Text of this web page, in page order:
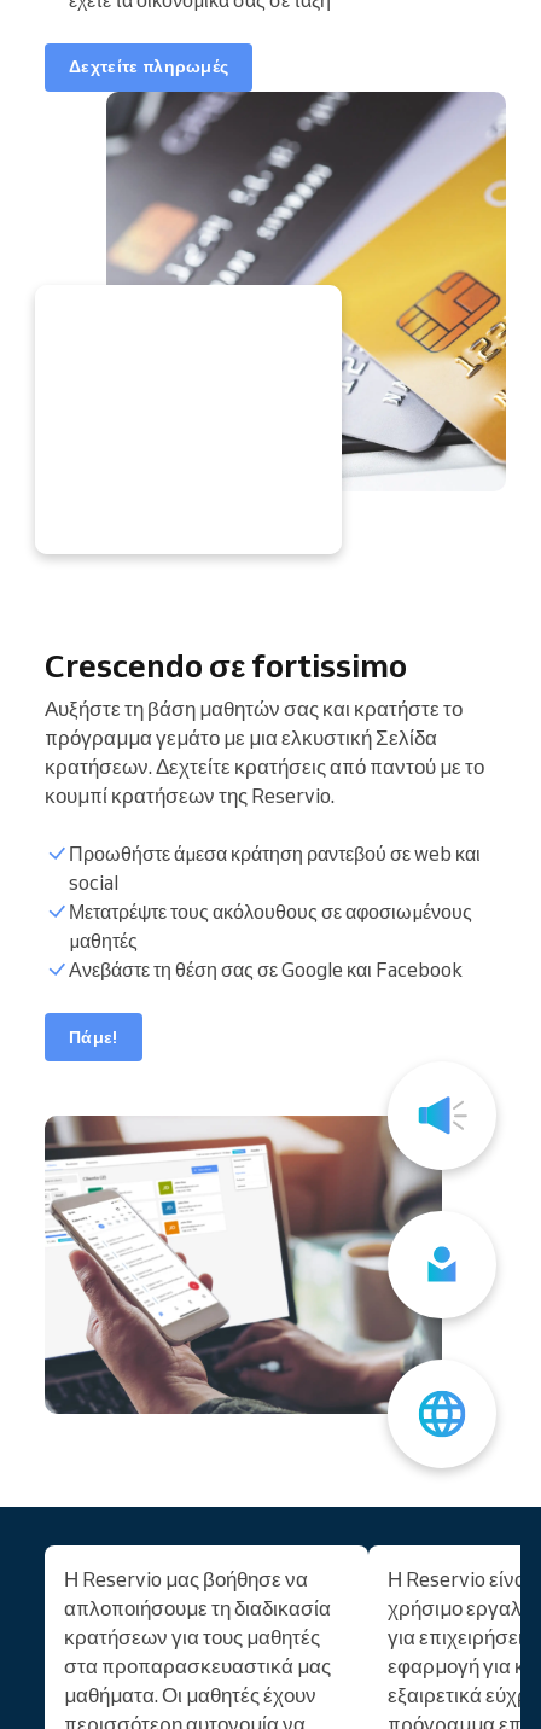
Δεχτείτε πληρωμές
Crescendo σε fortissimo
Αυξήστε τη βάση μαθητών σας και κρατήστε το
πρόγραμμα γεμάτο με μια ελκυστική Σελίδα
κρατήσεων. Δεχτείτε κρατήσεις από παντού με το
κουμπί κρατήσεων της Reservio.
Προωθήστε άμεσα κράτηση ραντεβού σε web και
social
Μετατρέψτε τους ακόλουθους σε αφοσιωμένους
μαθητές
Ανεβάστε τη θέση σας σε Google και Facebook
Πάμε!
Η Reservio μας βοήθησε να
απλοποιήσουμε τη διαδικασία
κρατήσεων για τους μαθητές
στα προπαρασκευαστικά μας
μαθήματα. Οι μαθητές έχουν
περισσότερη αυτονομία να
Η Reservio είναι
χρήσιμο
για
εφαρμογή για
εξαιρετικά
πρόγραμμα